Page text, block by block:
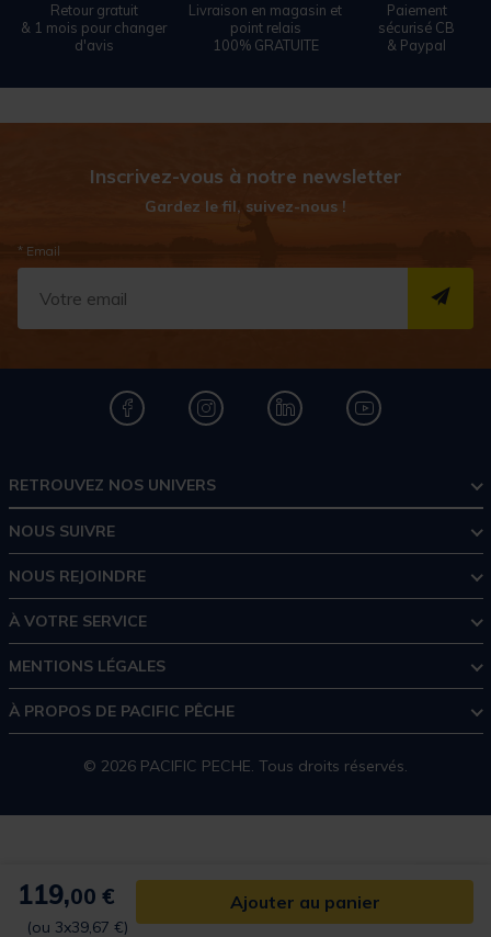
119,00 €
(ou 3x39,67 €)
Ajouter au panier
Retour gratuit
& 1 mois pour changer
d'avis
Livraison en magasin et
point relais
100% GRATUITE
Paiement
sécurisé CB
& Paypal
Inscrivez-vous à notre newsletter
Gardez le fil, suivez-nous !
* Email
RETROUVEZ NOS UNIVERS
NOUS SUIVRE
NOUS REJOINDRE
À VOTRE SERVICE
MENTIONS LÉGALES
À PROPOS DE PACIFIC PÊCHE
© 2026 PACIFIC PECHE. Tous droits réservés.